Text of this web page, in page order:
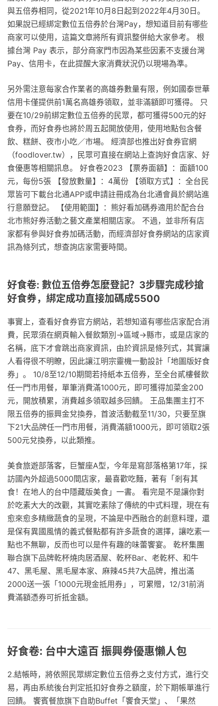
與五倍券相同，從2021年10月8日起到2022年4月30日。
如果說已經綁定數位五倍券於台灣Pay，想知道目前有哪些
商家可以使用，這篇文章將所有資訊整併給大家參考。 根
據台灣 Pay 表示，部分商家門市因為某些因素不支援台灣
Pay、信用卡，在此提醒大家消費狀況仍以現場為準。
另外需注意每家合作業者的高雄券數量有限，例如國泰世華
信用卡僅提供前1萬名高雄券領取，並非滿額即可獲得。 只
要在10/29前綁定數位五倍券的民眾，都可獲得500元的好
食券，而好食券也將於周五起開放使用，使用地點包含餐
飲、糕餅、夜市小吃／市場。 經濟部也推出好食券官網
（foodlover.tw），民眾可直接在網站上查詢好食店家、好
食優惠等相關訊息。 好食卷2023 【票券面額】：面額100
元，每份5張 【發放數量】：4萬份 【領取方式】：全台民
眾皆可下載台北通APP或申請註冊成為台北通會員於網站進
行意願登記。 【使用範圍】：熊好看加碼券適用於配合台
北市熊好券活動之藝文產業相關店家。 不過，並非所有店
家都有參與好食券加碼活動，而經濟部好食券網站的店家資
訊為條列式，想查詢店家需要時間。
好食卷: 數位五倍券怎麼登記？3步驟完成秒搶
好食券，綁定成功直接加碼成5500
事實上，查看好食券官方網站，若想知道有哪些店家配合消
費，民眾須在網頁輸入餐飲類別→區域→縣市，或是店家的
名稱，底下才會跳出商家資訊，由於資訊是條列式，其實讓
人看得很不明瞭，因此讓江明宗靈機一動設計「地圖版好食
券」。 10/8至12/10期間若持紙本五倍券，至全台貳樓餐飲
任一門市用餐，單筆消費滿1000元，即可獲得加菜金200
元，開放積累，消費越多領取越多回饋。 王品集團主打不
限五倍券的振興金兌換券，首波活動截至11/30，只要至旗
下21大品牌任一門市用餐，消費滿額1000元，即可領取2張
500元兌換券，以此類推。
美食旅遊部落客，巨蟹座A型，今年是寫部落格第17年，採
訪國內外超過5000間店家，最喜歡吃麵，著有「剎有其
食！在地人的台中隱藏版美食」一書。 看完是不是讓你對
於吃素大大的改觀，其實吃素除了傳統的中式料理，現在有
愈來愈多精緻蔬食的呈現，不論是中西融合的創意料理，還
是保有異國風情的義式餐點都有許多蔬食的選擇，讓吃素一
點也不無聊，反而也可以是件有趣的味蕾饗宴。 乾杯集團
聯合旗下品牌乾杯燒肉居酒屋、乾杯Bar、老乾杯、和牛
47、黑毛屋、黑毛屋本家、麻辣45共7大品牌，推出滿
2000送一張「1000元現金抵用券」，可累贈，12/31前消
費滿額憑券可折抵金額。
好食卷: 台中大遠百 振興券優惠懶人包
2.結帳時，將依照民眾綁定數位五倍券之支付方式，進行交
易，再由系統後台判定抵扣好食券之額度，於下期帳單進行
回饋。 饗賓餐旅旗下自助Buffet「饗食天堂」、「果然